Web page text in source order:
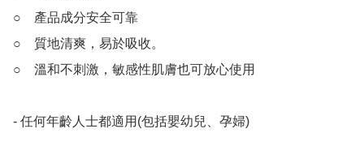
○　產品成分安全可靠
○　質地清爽，易於吸收。
○　溫和不刺激，敏感性肌膚也可放心使用
- 任何年齡人士都適用(包括嬰幼兒、孕婦)